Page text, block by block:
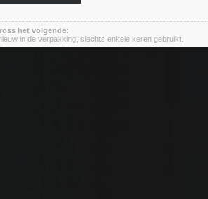
het volgende:
in de verpakking, slechts enkele keren gebruikt.